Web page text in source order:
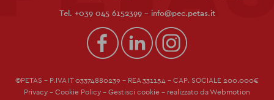
Tel. +039 045 6152399- info@pec.petas.it
©PETAS - P.IVA IT 03374880239 - REA 331154 - CAP. SOCIALE 200.000€
Privacy-Cookie Policy-Gestisci cookie- realizzato da Webmotion